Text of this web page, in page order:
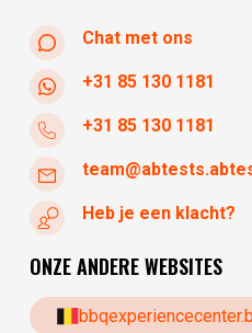
Chat met ons
+31 85 130 1181
+31 85 130 1181
Heb je een klacht?
ONZE ANDERE WEBSITES